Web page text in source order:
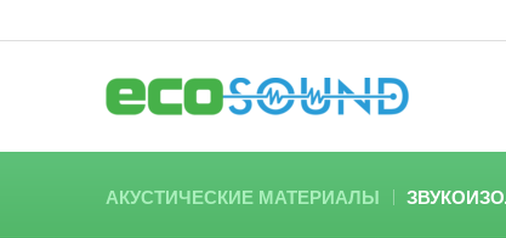
АКУСТИЧЕСКИЕ МАТЕРИАЛЫ